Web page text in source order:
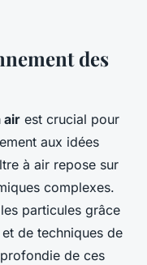
des
air est crucial pour
aux idées
à air repose sur
complexes.
particules grâce
de techniques de
de ces